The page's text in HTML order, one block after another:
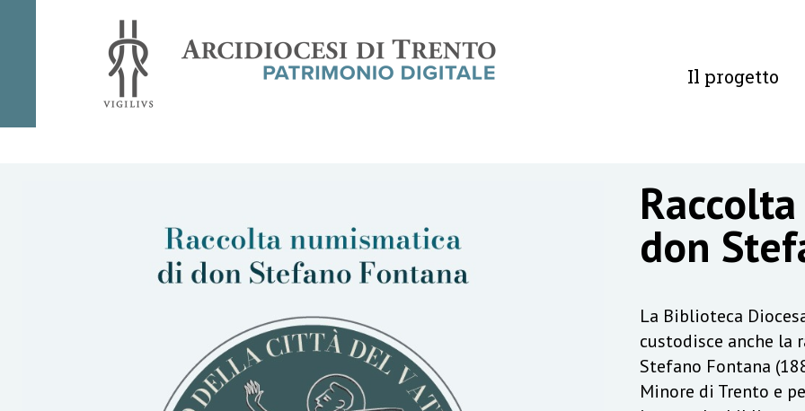
Il progetto
don
La Biblioteca
custodisce anche la
Stefano Fontana
Minore di Trento e